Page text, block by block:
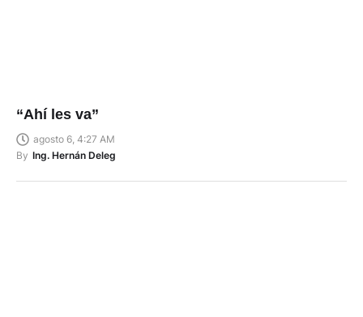
“Ahí les va”
agosto 6, 4:27 AM
By Ing. Hernán Deleg